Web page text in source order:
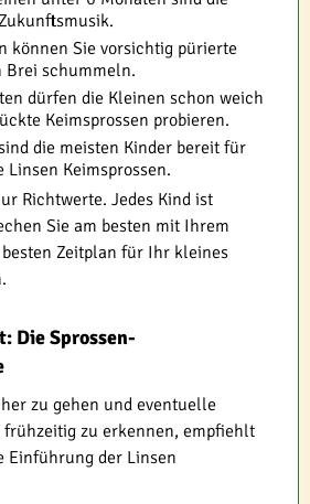
können Sie vorsichtig pürierte
Brei schummeln.
dürfen die Kleinen schon weich
Keimsprossen probieren.
die meisten Kinder bereit für
Linsen Keimsprossen.
Richtwerte. Jedes Kind ist
Sie am besten mit Ihrem
Zeitplan für Ihr kleines
Die Sprossen-
zu gehen und eventuelle
zu erkennen, empfiehlt
Einführung der Linsen